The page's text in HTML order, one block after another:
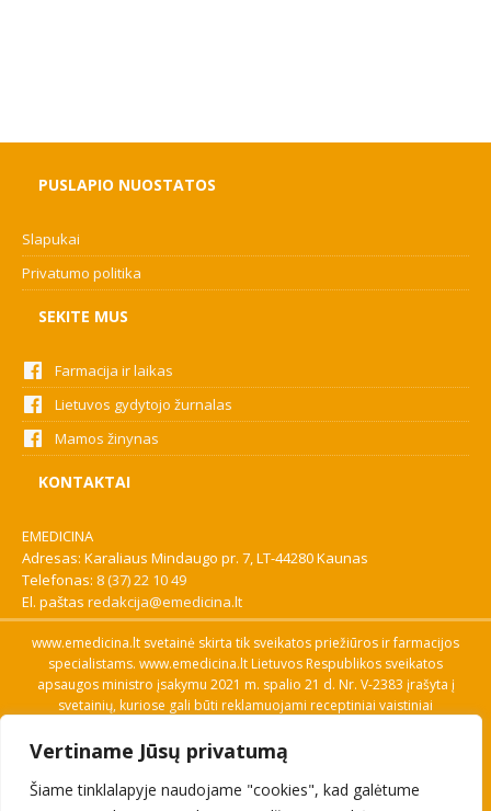
Vertiname Jūsų privatumą
Šiame tinklalapyje naudojame "cookies", kad galėtume
PUSLAPIO NUOSTATOS
Slapukai
Privatumo politika
SEKITE MUS
Farmacija ir laikas
Lietuvos gydytojo žurnalas
Mamos žinynas
KONTAKTAI
EMEDICINA
Adresas: Karaliaus Mindaugo pr. 7, LT-44280 Kaunas
Telefonas: 8 (37) 22 10 49
El. paštas redakcija@emedicina.lt
www.emedicina.lt svetainė skirta tik sveikatos priežiūros ir farmacijos
specialistams. www.emedicina.lt Lietuvos Respublikos sveikatos
apsaugos ministro įsakymu 2021 m. spalio 21 d. Nr. V-2383 įrašyta į
svetainių, kuriose gali būti reklamuojami receptiniai vaistiniai
savo profesinę kvalifikaciją. Naudingos nuorodos: Vaistų ir medicinos
pagalbos priemonių kainų paieška, VVKT tinklalapis, Sveikatos
priežiūros ar farmacijos specialisto pranešimo apie įtariamą